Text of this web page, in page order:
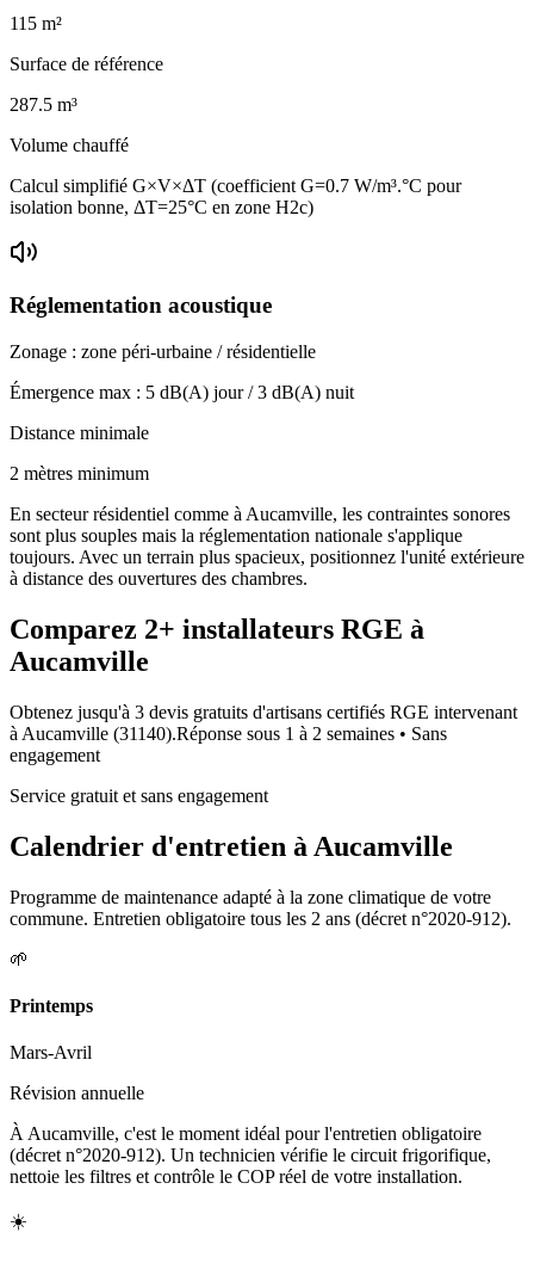
115 m²
Surface de référence
287.5 m³
Volume chauffé
Calcul simplifié G×V×ΔT (coefficient G=0.7 W/m³.°C pour
isolation bonne, ΔT=25°C en zone H2c)
Réglementation acoustique
Zonage : zone péri-urbaine / résidentielle
Émergence max : 5 dB(A) jour /3 dB(A) nuit
Distance minimale
2 mètres minimum
En secteur résidentiel comme à Aucamville, les contraintes sonores
sont plus souples mais la réglementation nationale s'applique
toujours. Avec un terrain plus spacieux, positionnez l'unité extérieure
à distance des ouvertures des chambres.
Comparez 2+ installateurs RGE à
Aucamville
Obtenez jusqu'à 3 devis gratuits d'artisans certifiés RGE intervenant
à Aucamville (31140).Réponse sous 1 à 2 semaines • Sans
engagement
Service gratuit et sans engagement
Calendrier d'entretien à Aucamville
Programme de maintenance adapté à la zone climatique de votre
commune. Entretien obligatoire tous les 2 ans (décret n°2020-912).
🌱
Printemps
Mars-Avril
Révision annuelle
À Aucamville, c'est le moment idéal pour l'entretien obligatoire
(décret n°2020-912). Un technicien vérifie le circuit frigorifique,
nettoie les filtres et contrôle le COP réel de votre installation.
☀️